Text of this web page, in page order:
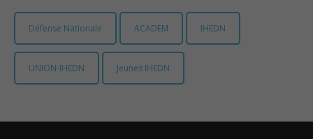
Défense Nationale ACADEM IHEDN
UNION-IHEDN Jeunes IHEDN